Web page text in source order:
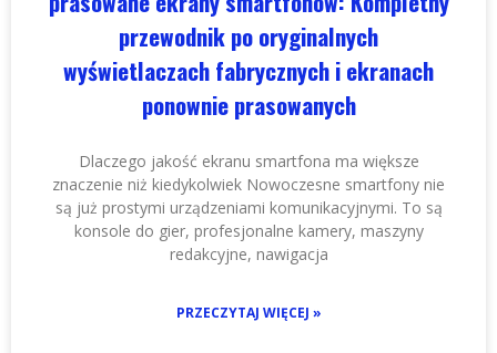
przewodnik po oryginalnych
wyświetlaczach fabrycznych i ekranach
ponownie prasowanych
Dlaczego jakość ekranu smartfona ma większe
znaczenie niż kiedykolwiek Nowoczesne smartfony nie
są już prostymi urządzeniami komunikacyjnymi. To są
konsole do gier, profesjonalne kamery, maszyny
redakcyjne, nawigacja
PRZECZYTAJ WIĘCEJ »